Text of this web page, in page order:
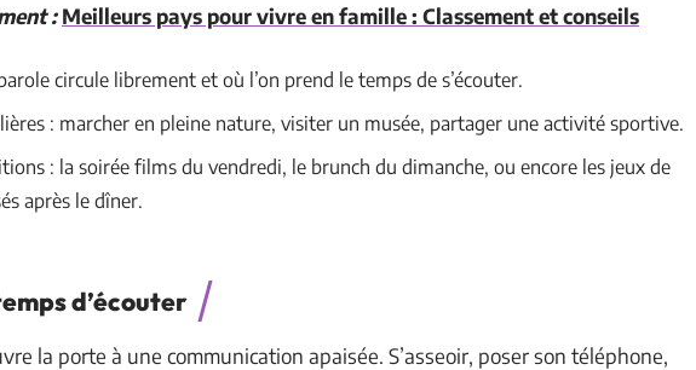
: Meilleurs pays pour vivre en famille : Classement et conseils
circule librement et où l’on prend le temps de s’écouter.
: marcher en pleine nature, visiter un musée, partager une activité sportive.
: la soirée films du vendredi, le brunch du dimanche, ou encore les jeux de
après le dîner.
d’écouter
la porte à une communication apaisée. S’asseoir, poser son téléphone,